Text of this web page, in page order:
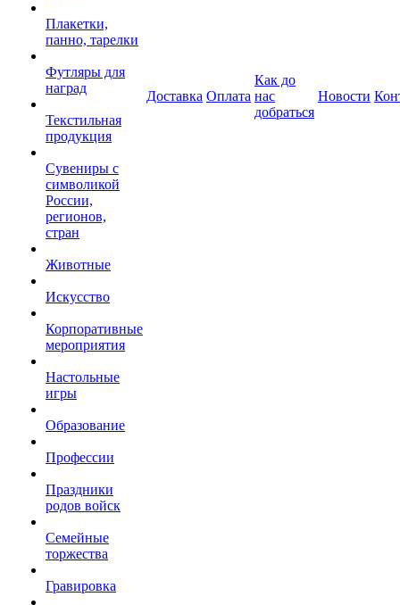
Плакетки,
панно, тарелки
Футляры для
наград
Текстильная
продукция
Сувениры с
символикой
России,
регионов,
стран
Животные
Искусство
Корпоративные
мероприятия
Настольные
игры
Образование
Профессии
Праздники
родов войск
Семейные
торжества
Гравировка
Доставка Оплата
Как до
нас
добраться
Новости